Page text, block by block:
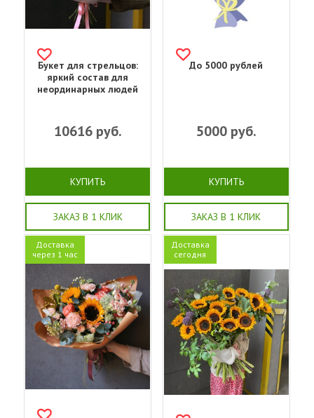
Букет для стрельцов:
яркий состав для
неординарных людей
10616руб.
КУПИТЬ
ЗАКАЗ В 1 КЛИК
До 5000 рублей
5000руб.
КУПИТЬ
ЗАКАЗ В 1 КЛИК
Доставка
через 1 час
Доставка
сегодня